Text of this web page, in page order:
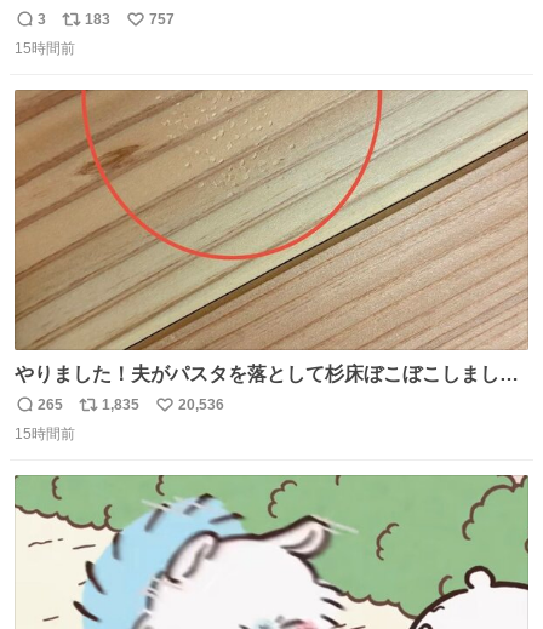
ック・ホームズに「ワトソン」と喋ってもらうためのアク
スタです！！！
返
信
3
リ
ポ
ト
183
い
数
757
15時間前
やりました！夫がパスタを落として杉床ぼこぼこしまし
た！よかったーーー！ファーストぼこぼこ自分じゃなく
て！これで第二波いつでもいけます！！！✌️いやーほっと
は乾燥パスタに負けます。豆腐くらいやわやわです。
返
信
265
リ
数
1,835
い
数
20,536
15時間前